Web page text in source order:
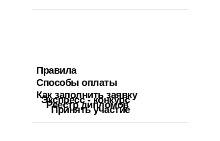
Правила
Способы оплаты
Как заполнить заявку
Экспресс - конкурс
Реестр дипломов
Принять участие